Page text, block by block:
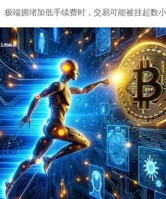
极端拥堵加低手续费时，交易可能被挂起数